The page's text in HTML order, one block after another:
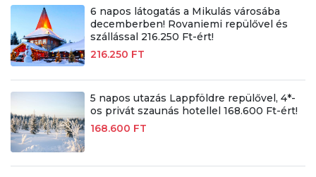
6 napos látogatás a Mikulás városába
decemberben! Rovaniemi repülővel és
szállással 216.250 Ft-ért!
216.250 FT
5 napos utazás Lappföldre repülővel, 4*-
os privát szaunás hotellel 168.600 Ft-ért!
168.600 FT